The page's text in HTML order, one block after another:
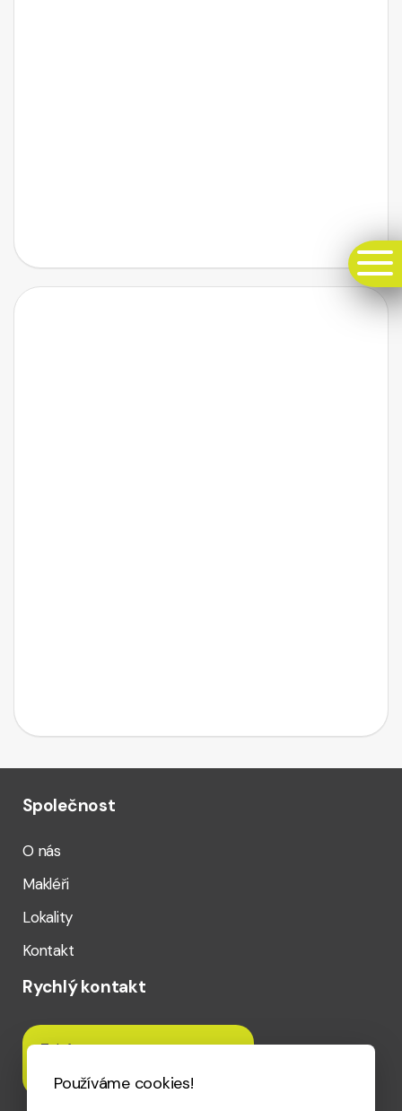
Společnost
O nás
Makléři
Lokality
Kontakt
Rychlý kontakt
Telefon
Používáme cookies!